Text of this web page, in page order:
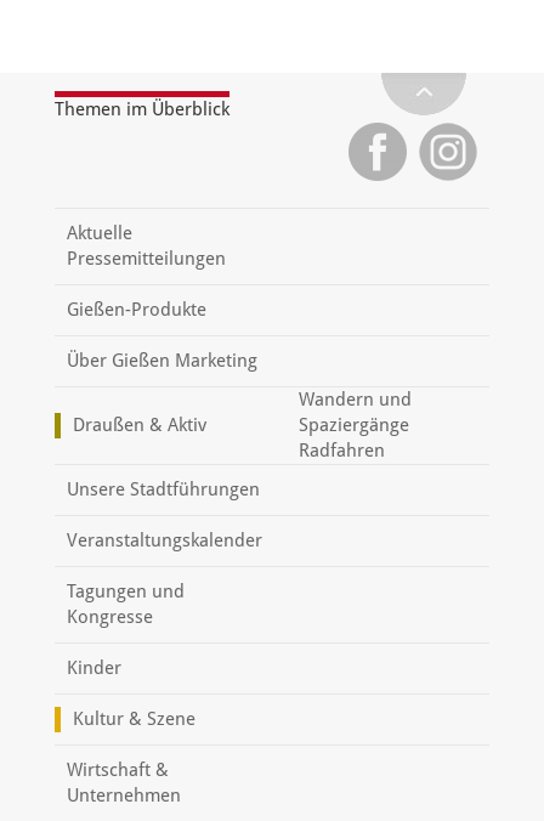
Themen im Überblick
Aktuelle
Pressemitteilungen
Gießen-Produkte
Über Gießen Marketing
Draußen & Aktiv
Wandern und
Spaziergänge
Radfahren
Unsere Stadtführungen
Veranstaltungskalender
Tagungen und
Kongresse
Kinder
Kultur & Szene
Wirtschaft &
Unternehmen